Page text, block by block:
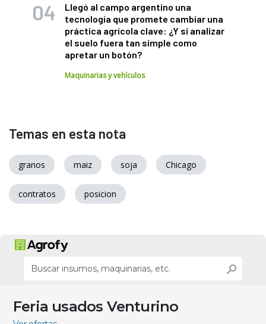
Llegó al campo argentino una
tecnología que promete cambiar una
práctica agrícola clave: ¿Y si analizar
el suelo fuera tan simple como
apretar un botón?
Maquinarias y vehículos
Temas en esta nota
granos maiz soja Chicago
contratos posicion
Feria usados Venturino